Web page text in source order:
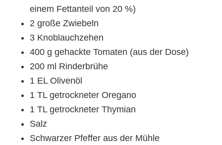
einem Fettanteil von 20 %)
2 große Zwiebeln
3 Knoblauchzehen
400 g gehackte Tomaten (aus der Dose)
200 ml Rinderbrühe
1 EL Olivenöl
1 TL getrockneter Oregano
1 TL getrockneter Thymian
Salz
Schwarzer Pfeffer aus der Mühle